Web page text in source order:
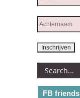
FB friends